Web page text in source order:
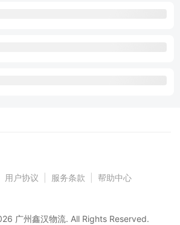
用户协议 服务条款 帮助中心
广州鑫汉物流. All Rights Reserved.